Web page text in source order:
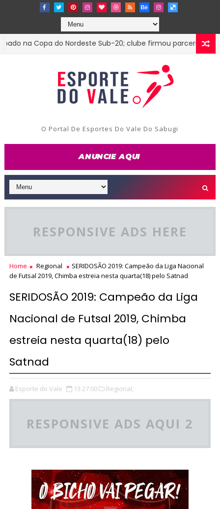
Copa do Nordeste Sub-20; clube firmou parceria com o
O Portal De Esportes Do Vale Do Sabugi
RESPONSIVE ADS HERE
Home Regional
SERIDOSÃO 2019: Campeão da Liga Nacional
de Futsal 2019, Chimba estreia nesta quarta(18) pelo Satnad
SERIDOSÃO 2019: Campeão da Liga
Nacional de Futsal 2019, Chimba
estreia nesta quarta(18) pelo
Satnad
Esporte do Vale 13:27:00 Regional,
RESPONSIVE ADS AQUI 2